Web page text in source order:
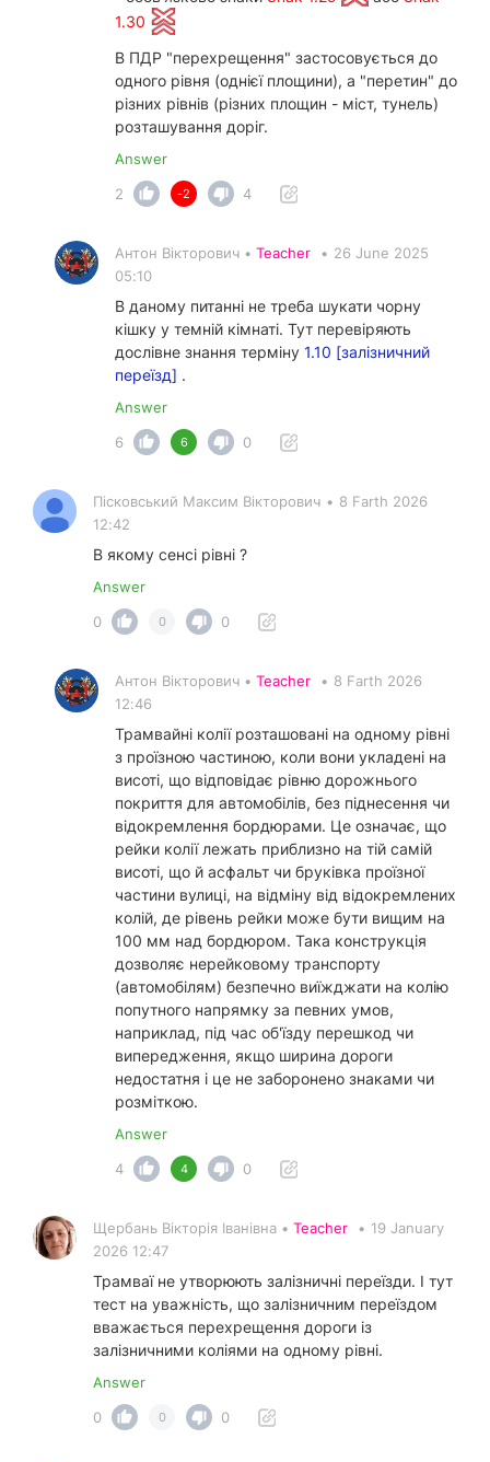
1.30
В ПДР "перехрещення" застосовується до
одного рівня (однієї площини), а "перетин" до
різних рівнів (різних площин - міст, тунель)
розташування доріг.
Answer
2
-2 4
Антон Вікторович • Teacher • 26 June 2025
05:10
В даному питанні не треба шукати чорну
кішку у темній кімнаті. Тут перевіряють
дослівне знання терміну 1.10 [залізничний
переїзд] .
Answer
6
6 0
Пісковський Максим Вікторович • 8 Farth 2026
12:42
В якому сенсі рівні ?
Answer
0
0 0
Антон Вікторович • Teacher • 8 Farth 2026
12:46
Трамвайні колії розташовані на одному рівні
з проїзною частиною, коли вони укладені на
висоті, що відповідає рівню дорожнього
покриття для автомобілів, без піднесення чи
відокремлення бордюрами. Це означає, що
рейки колії лежать приблизно на тій самій
висоті, що й асфальт чи бруківка проїзної
частини вулиці, на відміну від відокремлених
колій, де рівень рейки може бути вищим на
100 мм над бордюром. Така конструкція
дозволяє нерейковому транспорту
(автомобілям) безпечно виїжджати на колію
попутного напрямку за певних умов,
наприклад, під час об'їзду перешкод чи
випередження, якщо ширина дороги
недостатня і це не заборонено знаками чи
розміткою.
Answer
4
4 0
Щербань Вікторія Іванівна • Teacher • 19 January
2026 12:47
Трамваї не утворюють залізничні переїзди. І тут
тест на уважність, що залізничним переїздом
вважається перехрещення дороги із
залізничними коліями на одному рівні.
Answer
0
0 0